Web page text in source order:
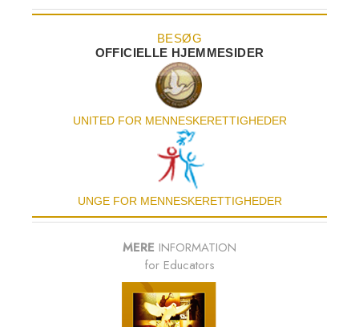
BESØG
OFFICIELLE HJEMMESIDER
UNITED FOR MENNESKE­RETTIGHEDER
UNGE FOR MENNESKERETTIGHEDER
MERE INFORMATION
for Educators